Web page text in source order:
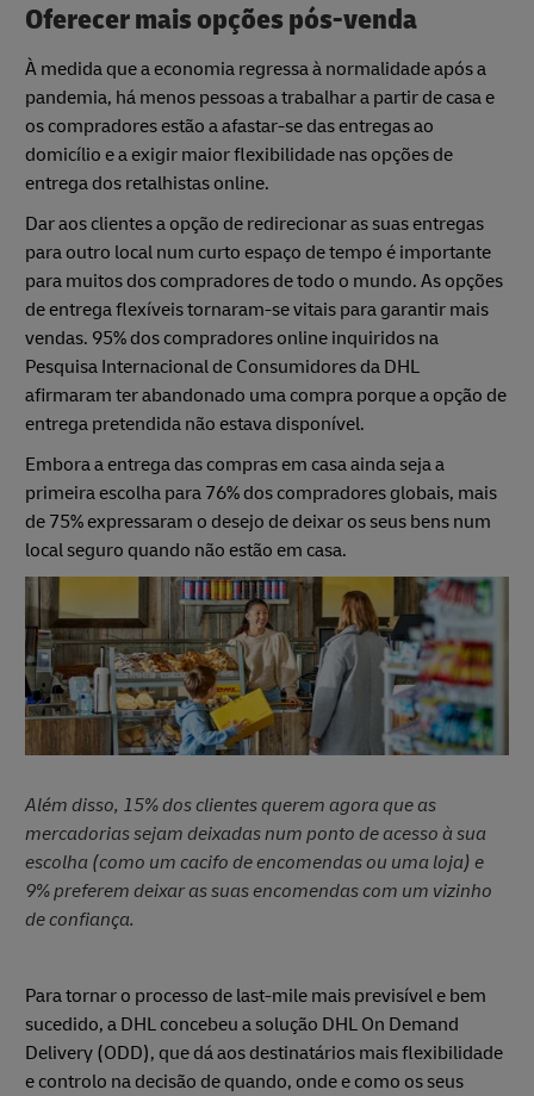
Oferecer mais opções pós-venda
À medida que a economia regressa à normalidade após a
pandemia, há menos pessoas a trabalhar a partir de casa e
os compradores estão a afastar-se das entregas ao
domicílio e a exigir maior flexibilidade nas opções de
entrega dos retalhistas online.
Dar aos clientes a opção de redirecionar as suas entregas
para outro local num curto espaço de tempo é importante
para muitos dos compradores de todo o mundo. As opções
de entrega flexíveis tornaram-se vitais para garantir mais
vendas. 95% dos compradores online inquiridos na
Pesquisa Internacional de Consumidores da DHL
afirmaram ter abandonado uma compra porque a opção de
entrega pretendida não estava disponível.
Embora a entrega das compras em casa ainda seja a
primeira escolha para 76% dos compradores globais, mais
de 75% expressaram o desejo de deixar os seus bens num
local seguro quando não estão em casa.
Além disso, 15% dos clientes querem agora que as
mercadorias sejam deixadas num ponto de acesso à sua
escolha (como um cacifo de encomendas ou uma loja) e
9% preferem deixar as suas encomendas com um vizinho
de confiança.
Para tornar o processo de last-mile mais previsível e bem
sucedido, a DHL concebeu a solução DHL On Demand
Delivery (ODD), que dá aos destinatários mais flexibilidade
e controlo na decisão de quando, onde e como os seus